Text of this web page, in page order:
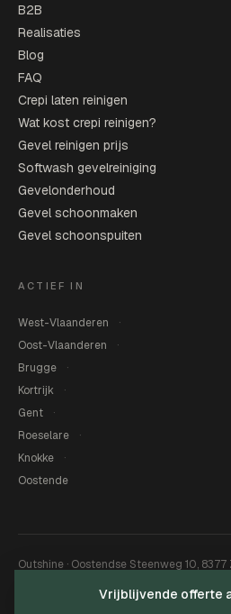
B2B
Realisaties
Blog
FAQ
Crepi laten reinigen
Wat kost crepi reinigen?
Gevel reinigen prijs
Softwash gevelreiniging
Gevelonderhoud
Gevel schoonmaken
Gevel schoonspuiten
ACTIEF IN
West-Vlaanderen
Oost-Vlaanderen
Brugge
Kortrijk
Gent
Roeselare
Knokke
Oostende
Outshine · Oostendse Steenweg 10,
© 2026 Outshine · Crepi Care specialist
Vrijblijvende offerte